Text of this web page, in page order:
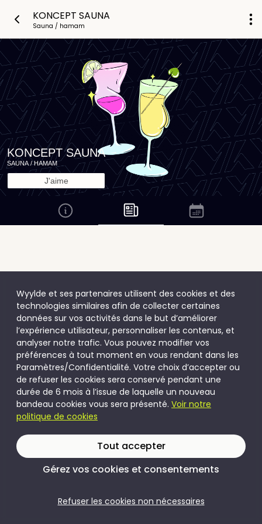
KONCEPT SAUNA
Sauna / hamam
KONCEPT SAUNA
SAUNA / HAMAM
J'aime
Wyylde et ses partenaires utilisent des cookies et des
technologies similaires afin de collecter certaines
données sur vos activités dans le but d’améliorer
l’expérience utilisateur, personnaliser les contenus, et
analyser notre trafic. Vous pouvez modifier vos
préférences à tout moment en vous rendant dans les
Paramètres/Confidentialité. Votre choix d’accepter ou
de refuser les cookies sera conservé pendant une
durée de 6 mois à l’issue de laquelle un nouveau
bandeau cookies vous sera présenté. Voir notre
politique de cookies
Tout accepter
Gérez vos cookies et consentements
Refuser les cookies non nécessaires